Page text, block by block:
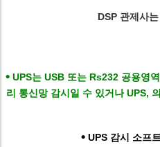
DSP 관제사
•UPS는 USB 또는 Rs232 공용영
리 통신망 감시일 수 있거나 UPS,
• UPS 감시 소프